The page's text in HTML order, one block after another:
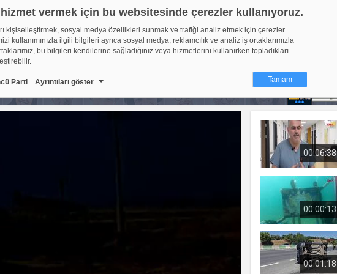
vermek için bu websitesinde çerezler kullanıyoruz.
kişiselleştirmek, sosyal medya özellikleri sunmak ve trafiği analiz etmek için çerezler
kullanımınızla ilgili bilgileri ayrıca sosyal medya, reklamcılık ve analiz iş ortaklarımızla
bu bilgileri kendilerine sağladığınız veya hizmetlerini kullanırken topladıkları
Parti Ayrıntıları göster Tamam
kullanıcıların deneyimlerini daha verimli hale getirmek amacıyla kullandığı küçük
çerezler, sayfalarımızda yer alan üçüncü şahıs hizmetleri tarafından yerleştirilir. İzniniz şu
Gerekli çerezler, sayfada gezinme ve web-sitesinin güvenli alanlarına
erişim gibi temel işlevleri sağlayarak web-sitesinin daha kullanışlı hale
getirilmesine yardımcı olur. Web-sitesi bu çerezler olmadan doğru bir
Süresi Türü
00:06:38
00:00:13
00:01:18